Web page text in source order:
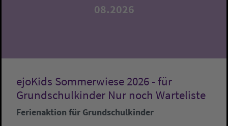
08.2026
ejoKids Sommerwiese 2026 - für
Grundschulkinder Nur noch Warteliste
Ferienaktion für Grundschulkinder